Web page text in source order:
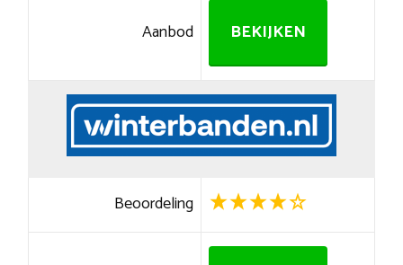
Aanbod BEKIJKEN
Beoordeling